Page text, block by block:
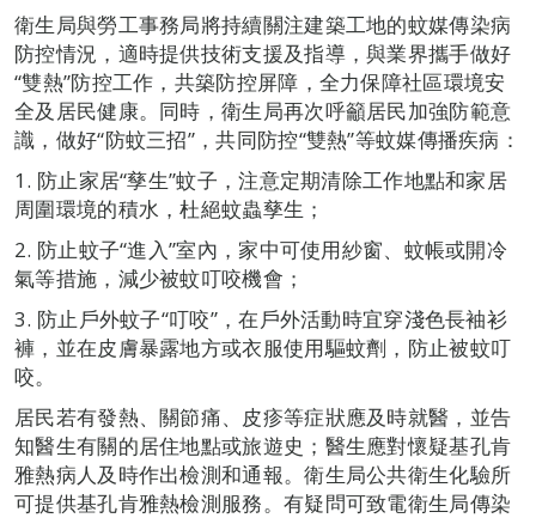
衛生局與勞工事務局將持續關注建築工地的蚊媒傳染病
防控情況，適時提供技術支援及指導，與業界攜手做好
“雙熱”防控工作，共築防控屏障，全力保障社區環境安
全及居民健康。同時，衛生局再次呼籲居民加強防範意
識，做好“防蚊三招”，共同防控“雙熱”等蚊媒傳播疾病：
1. 防止家居“孳生”蚊子，注意定期清除工作地點和家居
周圍環境的積水，杜絕蚊蟲孳生；
2. 防止蚊子“進入”室內，家中可使用紗窗、蚊帳或開冷
氣等措施，減少被蚊叮咬機會；
3. 防止戶外蚊子“叮咬”，在戶外活動時宜穿淺色長袖衫
褲，並在皮膚暴露地方或衣服使用驅蚊劑，防止被蚊叮
咬。
居民若有發熱、關節痛、皮疹等症狀應及時就醫，並告
知醫生有關的居住地點或旅遊史；醫生應對懷疑基孔肯
雅熱病人及時作出檢測和通報。衛生局公共衛生化驗所
可提供基孔肯雅熱檢測服務。有疑問可致電衛生局傳染